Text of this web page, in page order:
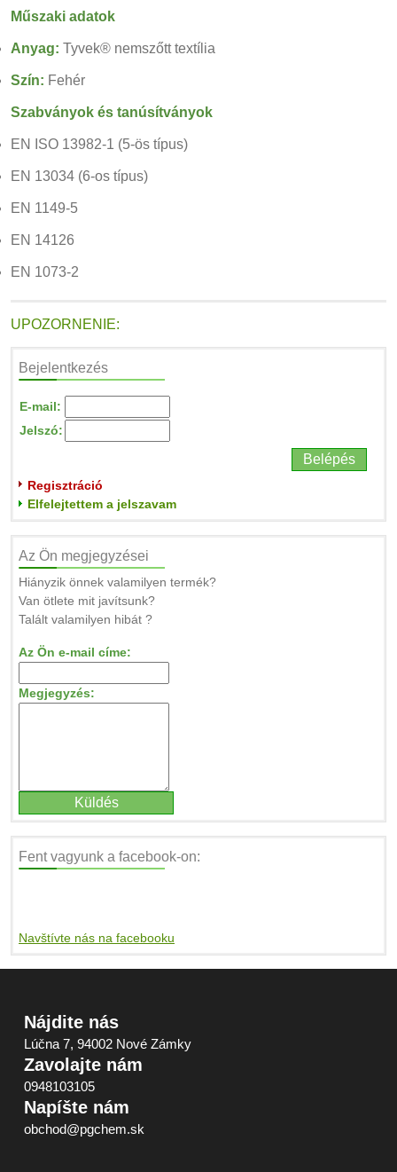
Műszaki adatok
Anyag: Tyvek® nemszőtt textília
Szín: Fehér
Szabványok és tanúsítványok
EN ISO 13982-1 (5-ös típus)
EN 13034 (6-os típus)
EN 1149-5
EN 14126
EN 1073-2
UPOZORNENIE:
Bejelentkezés
E-mail:
Jelszó:
Regisztráció
Elfelejtettem a jelszavam
Az Ön megjegyzései
Hiányzik önnek valamilyen termék?
Van ötlete mit javítsunk?
Talált valamilyen hibát ?
Az Ön e-mail címe:
Megjegyzés:
Fent vagyunk a facebook-on:
Navštívte nás na facebooku
Nájdite nás
Lúčna 7, 94002 Nové Zámky
Zavolajte nám
0948103105
Napíšte nám
obchod@pgchem.sk